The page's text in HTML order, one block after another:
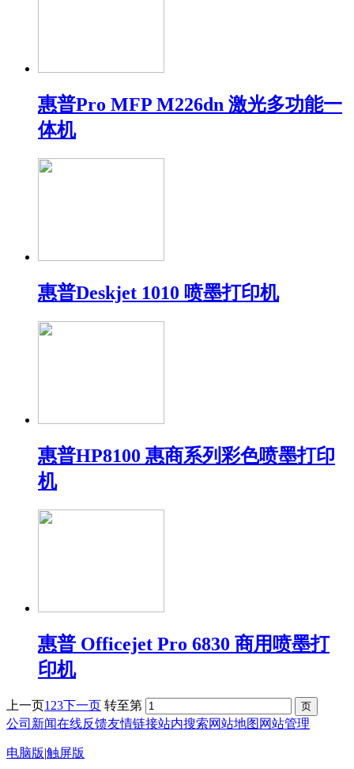
惠普Pro MFP M226dn 激光多功能一
体机
惠普Deskjet 1010 喷墨打印机
惠普HP8100 惠商系列彩色喷墨打印
机
惠普 Officejet Pro 6830 商用喷墨打
印机
上一页 123 下一页 转至第
公司新闻在线反馈友情链接站内搜索网站地图 网站管理
电脑版 触屏版